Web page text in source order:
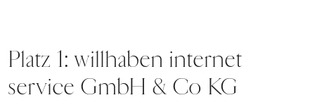
Platz 1: willhaben internet
service GmbH & Co KG